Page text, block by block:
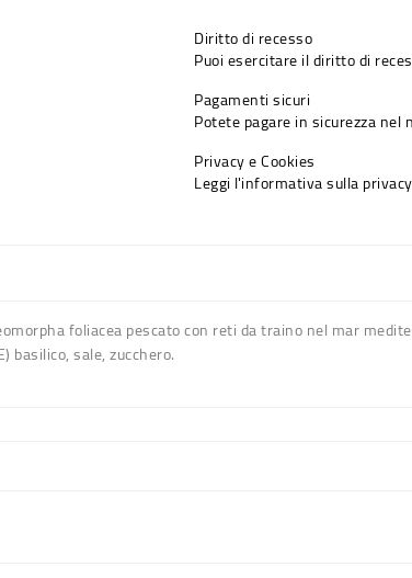
Diritto di recesso
Puoi esercitare il diritto di
Pagamenti sicuri
Potete pagare in sicurezza nel
Privacy e Cookies
Leggi l'informativa sulla privacy
foliacea pescato con reti da traino nel mar
basilico, sale, zucchero.